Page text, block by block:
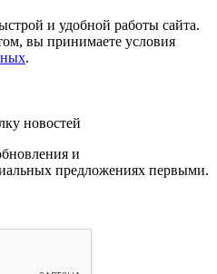
и удобной работы сайта.
вы принимаете условия
.
новостей
и
предложениях первыми.